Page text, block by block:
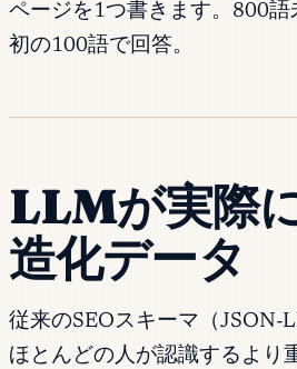
ページを1つ書きます。800
初の100語で回答。
LLMが実際
造化データ
従来のSEOスキーマ（JSON-
ほとんどの人が認識するより